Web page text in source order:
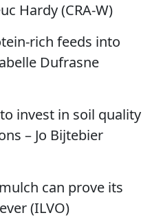
Hardy (CRA-W)
rich feeds into
Dufrasne
invest in soil quality
– Jo Bijtebier
can prove its
(ILVO)